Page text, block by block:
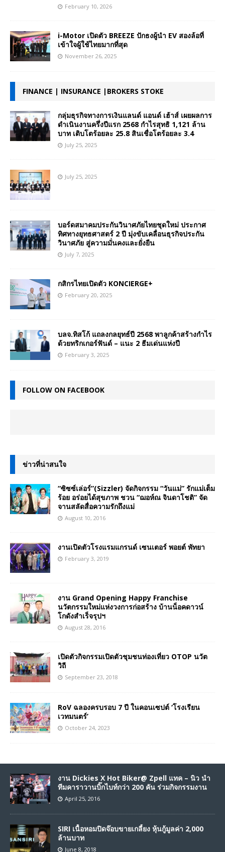
February 10, 2026
i-Motor เปิดตัว BREEZE ปักธงผู้นำ EV สองล้อที่
เข้าใจผู้ใช้ไทยมากที่สุด
November 26, 2025
FINANCE | INSURANCE |BROKERS STOKE
กลุ่มธุรกิจทางการเงินแลนด์ แอนด์ เฮ้าส์ เผยผลการ
ดำเนินงานครึ่งปีแรก 2568 กำไรสุทธิ 1,121 ล้าน
บาท เติบโตร้อยละ 25.8 สินเชื่อโตร้อยละ 3.4
July 25, 2025
July 25, 2025
บอร์ดสมาคมประกันวินาศภัยไทยชุดใหม่ ประกาศ
ทิศทางยุทธศาสตร์ 2 ปี มุ่งขับเคลื่อนธุรกิจประกัน
วินาศภัย สู่ความมั่นคงและยั่งยืน
July 7, 2025
กสิกรไทยเปิดตัว KONCIERGE+
February 20, 2025
บลจ.ทิสโก้ แถลงกลยุทธ์ปี 2568 พาลูกค้าสร้างกำไร
ด้วยทริกเกอร์ฟันด์ – แนะ 2 ธีมเด่นแห่งปี
February 3, 2025
FOLLOW ON FACEBOOK
ข่าวที่น่าสนใจ
“ซิซซ์เล่อร์”(Sizzler) จัดกิจกรรม “วันแม่” รักแม่เต็ม
ร้อย อร่อยได้สุขภาพ ชวน “ฌอห์ณ จินดาโชติ” จัด
จานสลัดสื่อความรักถึงแม่
August 10, 2016
งานเปิดตัวโรงแรมแกรนด์ เซนเตอร์ พอยต์ พัทยา
February 3, 2019
งาน Grand Opening Happy Franchise
นวัตกรรมใหม่แห่งวงการก่อสร้าง บ้านน็อคดาวน์
โกดังสำเร็จรุปฯ
August 28, 2016
เปิดตัวกิจกรรมเปิดตัวชุมชนท่องเที่ยว OTOP นวัต
วิถี
September 23, 2018
RoV ฉลองครบรอบ 7 ปี ในคอนเซปต์ ‘โรงเรียน
เวทมนตร์’
October 24, 2023
งาน Dickies X Hot Biker@ Zpell แทค – นิว นำ
ทีมคาราวานบิ๊กไบท์กว่า 200 คัน ร่วมกิจกรรมงาน
April 25, 2016
SIRI เนื้อหอมปิดจ๊อบขายเกลี้ยง หุ้นกู้มูลค่า 2,000
ล้านบาท
June 8, 2018